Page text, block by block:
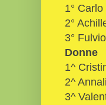
1°
2°
3°
Donne
1^
2^
3^